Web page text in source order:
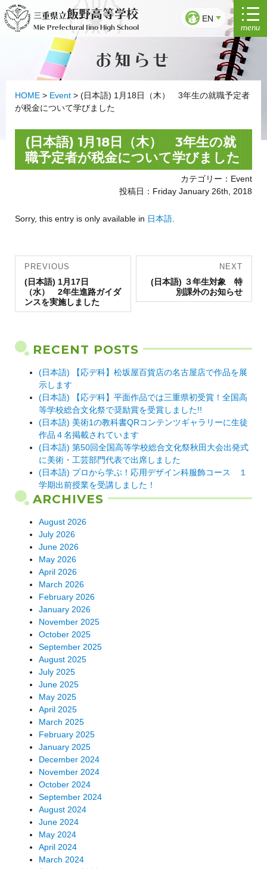
Skip
to
content
三重県立飯野高等学校
Mie Prefectural Iino High School
EN
menu
お知らせ
HOME > Event > (日本語) 1月18日（木） 3年生の就職予定者
が税金について学びました
(日本語) 1月18日（木） 3年生の就
職予定者が税金について学びました
カテゴリー：Event
投稿日：Friday January 26th, 2018
Sorry, this entry is only available in 日本語
Post
navigation
PREVIOUS
Previous
post:
(日本語) 1月17日
（水） 2年生進路ガイダ
ンスを実施しました
NEXT
Next
post:
(日本語) ３年生対象 特
別課外のお知らせ
RECENT POSTS
(日本語) 【応デ科】松坂屋百貨店の名古屋店で作品を展
示します
(日本語) 【応デ科】平面作品では三重県初受賞！全国高
等学校総合文化祭で奨励賞を受賞しました!!
(日本語) 美術1の教科書QRコンテンツギャラリーに生徒
作品４名掲載されています
(日本語) 第50回全国高等学校総合文化祭秋田大会出発式
に美術・工芸部門代表で出席しました
(日本語) プロから学ぶ！応用デザイン科服飾コース １
学期出前授業を受講しました！
ARCHIVES
August 2026
July 2026
June 2026
May 2026
April 2026
March 2026
February 2026
January 2026
November 2025
October 2025
September 2025
August 2025
July 2025
June 2025
May 2025
April 2025
March 2025
February 2025
January 2025
December 2024
November 2024
October 2024
September 2024
August 2024
June 2024
May 2024
April 2024
March 2024